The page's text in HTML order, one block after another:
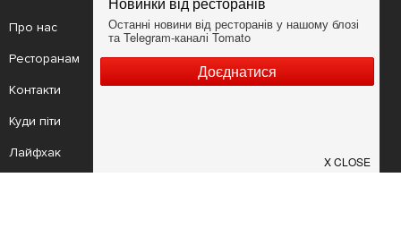
Про нас
Ресторанам
Контакти
Куди піти
Лайфхак
Рецепт дня
Новини
Анонси